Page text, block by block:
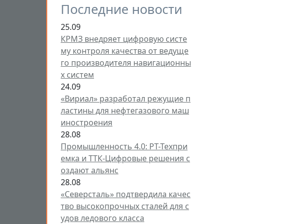
Последние новости
25.09
КРМЗ внедряет цифровую систе
му контроля качества от ведуще
го производителя навигационны
х систем
24.09
«Вириал» разработал режущие п
ластины для нефтегазового маш
иностроения
28.08
Промышленность 4.0: РТ-Техпри
емка и ТТК-Цифровые решения с
оздают альянс
28.08
«Северсталь» подтвердила качес
тво высокопрочных сталей для с
удов ледового класса